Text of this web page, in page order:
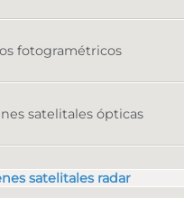
fotogramétricos
satelitales ópticas
satelitales radar